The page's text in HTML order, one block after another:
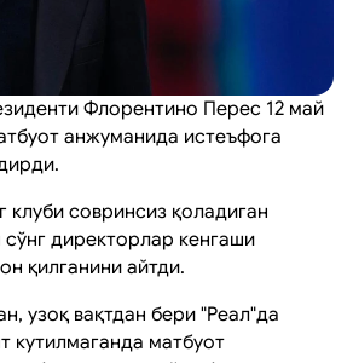
Флорентино Перес 12 май
анжуманида истеъфога
клуби совринсиз қоладиган
директорлар кенгаши
қилганини айтди.
узоқ вақтдан бери "Реал"да
кутилмаганда матбуот